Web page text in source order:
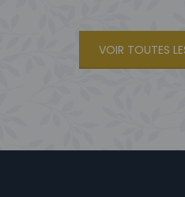
VOIR TOUTES